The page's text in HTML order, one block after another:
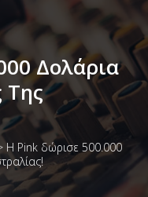
Δολάρια
Της
H Pink δώρισε 500.000